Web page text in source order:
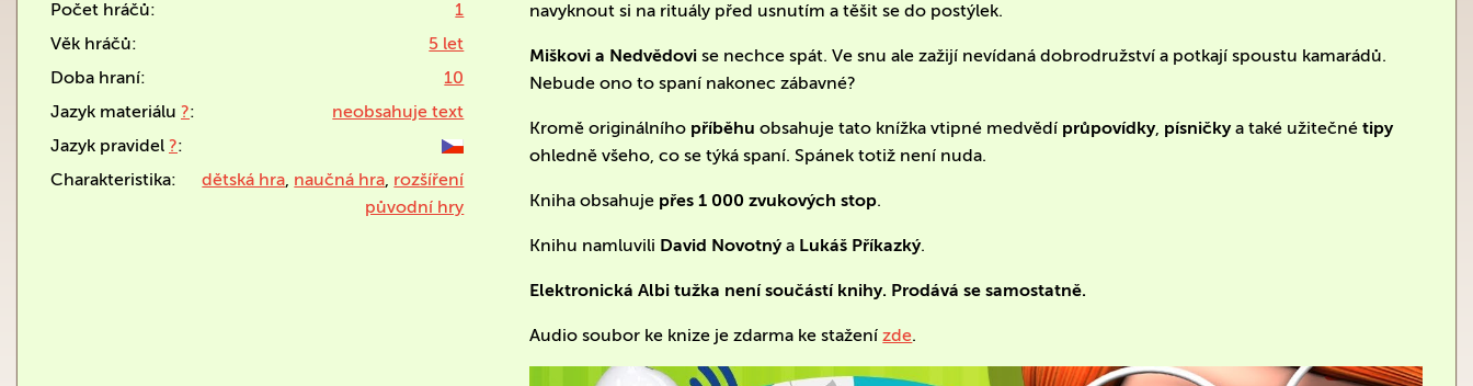
Počet hráčů:
1
Věk hráčů:
5 let
Doba hraní:
10
Jazyk materiálu ?:
neobsahuje text
Jazyk pravidel ?:
Charakteristika:
dětská hra, naučná hra, rozšíření
původní hry
navyknout si na rituály před usnutím a těšit se do postýlek.
Miškovi a Nedvědovi se nechce spát. Ve snu ale zažijí nevídaná dobrodružství a potkají spoustu kamarádů.
Nebude ono to spaní nakonec zábavné?
Kromě originálního příběhu obsahuje tato knížka vtipné medvědí průpovídky, písničkya také užitečnétipy
ohledně všeho, co se týká spaní. Spánek totiž není nuda.
Kniha obsahuje přes 1 000 zvukových stop.
Knihu namluvili David Novotnýa Lukáš Příkazký.
Elektronická Albi tužka není součástí knihy. Prodává se samostatně.
Audio soubor ke knize je zdarma ke staženízde.